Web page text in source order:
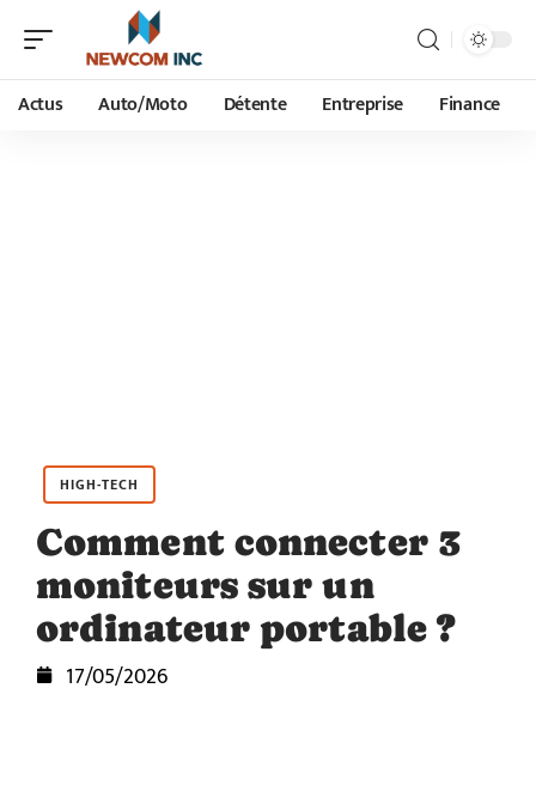
Actus Auto/Moto Détente Entreprise Finance
HIGH-TECH
Comment connecter 3
moniteurs sur un
ordinateur portable ?
17/05/2026